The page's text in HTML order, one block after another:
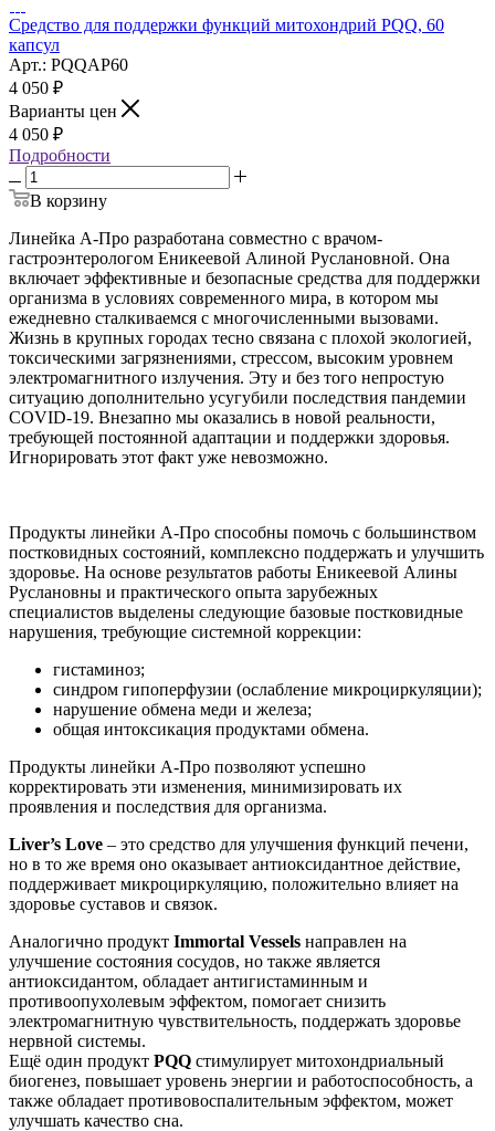
Средство для поддержки функций митохондрий PQQ, 60
капсул
Арт.: PQQAP60
4 050 ₽
Варианты цен
4 050 ₽
Подробности
В корзину
Линейка А-Про разработана совместно с врачом-
гастроэнтерологом Еникеевой Алиной Руслановной. Она
включает эффективные и безопасные средства для поддержки
организма в условиях современного мира, в котором мы
ежедневно сталкиваемся с многочисленными вызовами.
Жизнь в крупных городах тесно связана с плохой экологией,
токсическими загрязнениями, стрессом, высоким уровнем
электромагнитного излучения. Эту и без того непростую
ситуацию дополнительно усугубили последствия пандемии
COVID-19. Внезапно мы оказались в новой реальности,
требующей постоянной адаптации и поддержки здоровья.
Игнорировать этот факт уже невозможно.
Продукты линейки А-Про способны помочь с большинством
постковидных состояний, комплексно поддержать и улучшить
здоровье. На основе результатов работы Еникеевой Алины
Руслановны и практического опыта зарубежных
специалистов выделены следующие базовые постковидные
нарушения, требующие системной коррекции:
гистаминоз;
синдром гипоперфузии (ослабление микроциркуляции);
нарушение обмена меди и железа;
общая интоксикация продуктами обмена.
Продукты линейки А-Про позволяют успешно
корректировать эти изменения, минимизировать их
проявления и последствия для организма.
Liver’s Love – это средство для улучшения функций печени,
но в то же время оно оказывает антиоксидантное действие,
поддерживает микроциркуляцию, положительно влияет на
здоровье суставов и связок.
Аналогично продукт Immortal Vessels направлен на
улучшение состояния сосудов, но также является
антиоксидантом, обладает антигистаминным и
противоопухолевым эффектом, помогает снизить
электромагнитную чувствительность, поддержать здоровье
нервной системы.
Ещё один продукт PQQ стимулирует митохондриальный
биогенез, повышает уровень энергии и работоспособность, а
также обладает противовоспалительным эффектом, может
улучшать качество сна.